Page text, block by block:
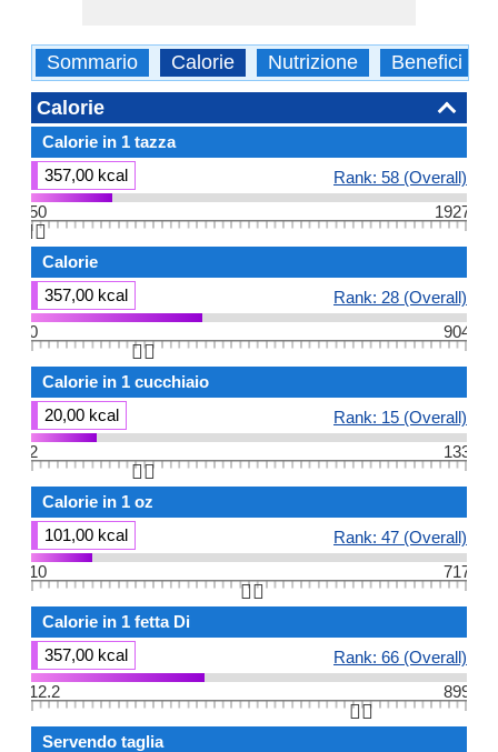
Sommario Calorie Nutrizione Benefici
Calorie
Calorie in 1 tazza
357,00 kcal
Rank: 58 (Overall)
50
1927
👆🏻
Calorie
357,00 kcal
Rank: 28 (Overall)
0
904
👆🏻
Calorie in 1 cucchiaio
20,00 kcal
Rank: 15 (Overall)
2
133
👆🏻
Calorie in 1 oz
101,00 kcal
Rank: 47 (Overall)
10
717
👆🏻
Calorie in 1 fetta Di
357,00 kcal
Rank: 66 (Overall)
12.2
899
👆🏻
Servendo taglia